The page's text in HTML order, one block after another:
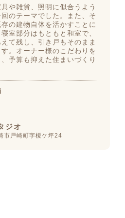
や雑貨、照明に似合うよう
のテーマでした。また、そ
の建物自体を活かすことに
室部分はもともと和室で、
て残し、引き戸もそのまま
。オーナー様のこだわりを
予算も抑えた住まいづくり
ジオ
市戸崎町字榎ケ坪24